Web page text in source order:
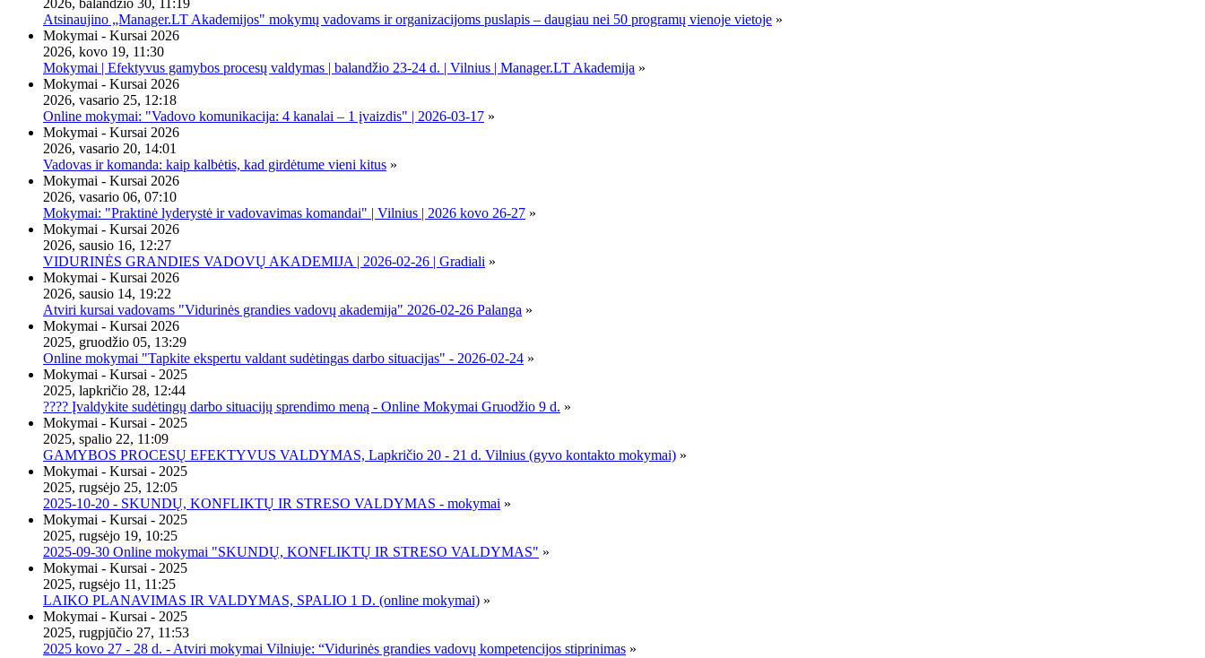
2026, balandžio 30, 11:19
Atsinaujino „Manager.LT Akademijos" mokymų vadovams ir organizacijoms puslapis – daugiau nei 50 programų vienoje vietoje »
Mokymai - Kursai 2026
2026, kovo 19, 11:30
Mokymai | Efektyvus gamybos procesų valdymas | balandžio 23-24 d. | Vilnius | Manager.LT Akademija »
Mokymai - Kursai 2026
2026, vasario 25, 12:18
Online mokymai: "Vadovo komunikacija: 4 kanalai – 1 įvaizdis" | 2026-03-17 »
Mokymai - Kursai 2026
2026, vasario 20, 14:01
Vadovas ir komanda: kaip kalbėtis, kad girdėtume vieni kitus »
Mokymai - Kursai 2026
2026, vasario 06, 07:10
Mokymai: "Praktinė lyderystė ir vadovavimas komandai" | Vilnius | 2026 kovo 26-27 »
Mokymai - Kursai 2026
2026, sausio 16, 12:27
VIDURINĖS GRANDIES VADOVŲ AKADEMIJA | 2026-02-26 | Gradiali »
Mokymai - Kursai 2026
2026, sausio 14, 19:22
Atviri kursai vadovams "Vidurinės grandies vadovų akademija" 2026-02-26 Palanga »
Mokymai - Kursai 2026
2025, gruodžio 05, 13:29
Online mokymai "Tapkite ekspertu valdant sudėtingas darbo situacijas" - 2026-02-24 »
Mokymai - Kursai - 2025
2025, lapkričio 28, 12:44
???? Įvaldykite sudėtingų darbo situacijų sprendimo meną - Online Mokymai Gruodžio 9 d. »
Mokymai - Kursai - 2025
2025, spalio 22, 11:09
GAMYBOS PROCESŲ EFEKTYVUS VALDYMAS, Lapkričio 20 - 21 d. Vilnius (gyvo kontakto mokymai) »
Mokymai - Kursai - 2025
2025, rugsėjo 25, 12:05
2025-10-20 - SKUNDŲ, KONFLIKTŲ IR STRESO VALDYMAS - mokymai »
Mokymai - Kursai - 2025
2025, rugsėjo 19, 10:25
2025-09-30 Online mokymai "SKUNDŲ, KONFLIKTŲ IR STRESO VALDYMAS" »
Mokymai - Kursai - 2025
2025, rugsėjo 11, 11:25
LAIKO PLANAVIMAS IR VALDYMAS, SPALIO 1 D. (online mokymai) »
Mokymai - Kursai - 2025
2025, rugpjūčio 27, 11:53
2025 kovo 27 - 28 d. - Atviri mokymai Vilniuje: “Vidurinės grandies vadovų kompetencijos stiprinimas »